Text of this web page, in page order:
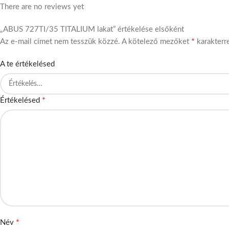
There are no reviews yet
„ABUS 727TI/35 TITALIUM lakat” értékelése elsőként
Az e-mail címet nem tesszük közzé. A kötelező mezőket *
A te értékelésed
Értékelésed *
Név *